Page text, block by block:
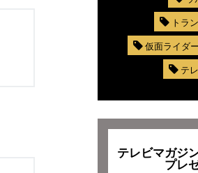
トラ
仮面ライダー
テ
テレビマガジ
プレ